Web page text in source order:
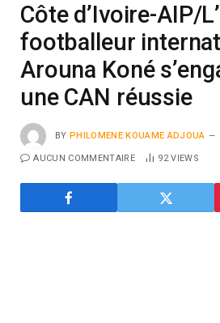
Côte d’Ivoire-AIP/
footballeur
Arouna Koné
une CAN réussie
BY PHILOMENE KOUAME ADJOUA
AUCUN COMMENTAIRE 92VIEWS